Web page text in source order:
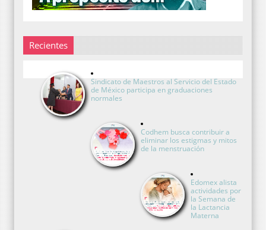
Recientes
Sindicato de Maestros al Servicio del Estado
de México participa en graduaciones
normales
Codhem busca contribuir a
eliminar los estigmas y mitos
de la menstruación
Edomex alista
actividades por
la Semana de
la Lactancia
Materna